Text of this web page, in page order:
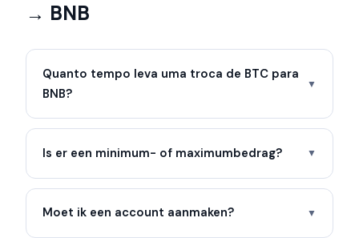
→ BNB
Quanto tempo leva uma troca de BTC para
BNB?
▼
Is er een minimum- of maximumbedrag? ▼
Moet ik een account aanmaken? ▼